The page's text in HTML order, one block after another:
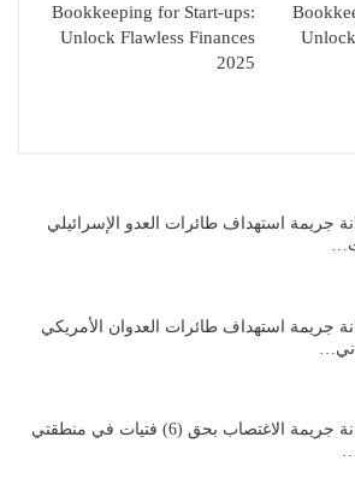
Bookkeeping for Start-ups:
Unlock Flawless Finances
2025
جريمة استهداف طائرات العدو الإسرائيلي
جريمة استهداف طائرات العدوان الأمريكي
بيان إدانة جريمة الاغتصاب بحق (6) فتيات في منطقتي